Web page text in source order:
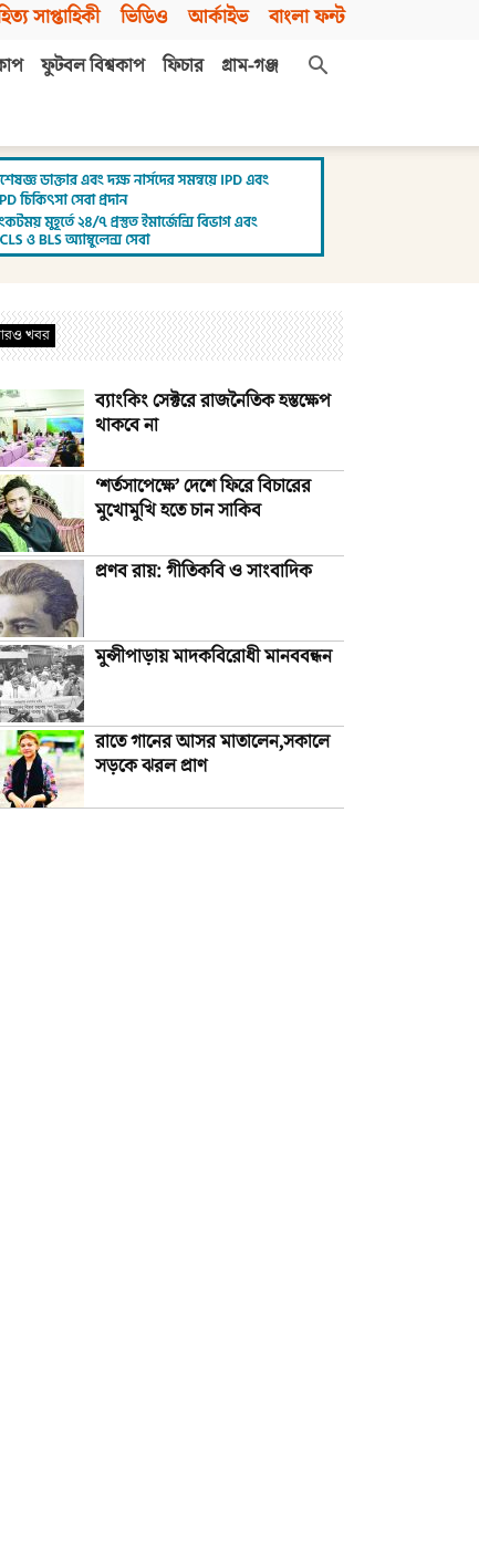
সাপ্তাহিকী ভিডিও আর্কাইভ বাংলা ফন্ট
ফুটবল বিশ্বকাপ ফিচার
গ্রাম-গঞ্জ
খবর
ব্যাংকিং সেক্টরে রাজনৈতিক হস্তক্ষেপ
থাকবে না
‘শর্তসাপেক্ষে’ দেশে ফিরে বিচারের
মুখোমুখি হতে চান সাকিব
প্রণব রায়: গীতিকবি ও সাংবাদিক
মুন্সীপাড়ায় মাদকবিরোধী মানববন্ধন
রাতে গানের আসর মাতালেন,সকালে
সড়কে ঝরল প্রাণ